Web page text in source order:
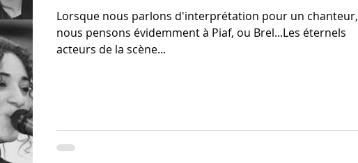
Lorsque nous parlons d'interprétation pour un chanteur,
nous pensons évidemment à Piaf, ou Brel...Les éternels
acteurs de la scène...